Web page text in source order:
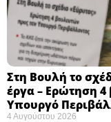
Στη Βουλή το
έργα – Ερώτηση
Υπουργό
4 Αυγούστου 2026